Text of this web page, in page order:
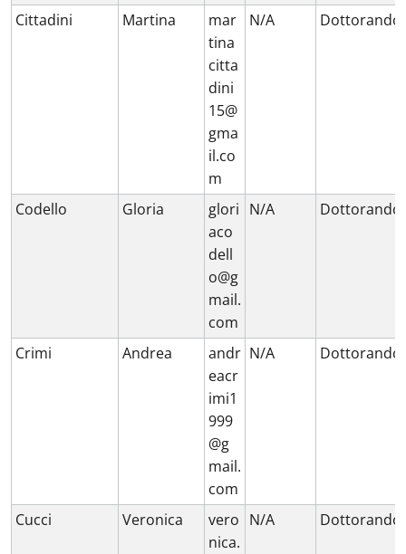
Cittadini Martina
mar
tina
citta
dini
15@
gma
il.co
m
N/A Dottorando
Codello Gloria
glori
aco
dell
o@g
mail.
com
N/A Dottorando
Crimi Andrea
andr
eacr
imi1
999
@g
mail.
com
N/A Dottorando
Cucci Veronica
vero
nica.
N/A Dottorando